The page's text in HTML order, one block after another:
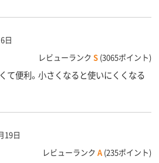
日
レビューランク S (3065ポイント)
て便利。小さくなると使いにくくなる
19日
レビューランク A (235ポイント)